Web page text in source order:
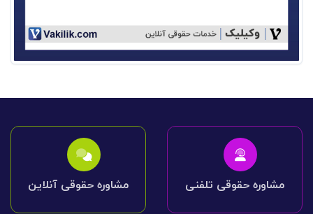
مشاوره حقوقی تلفنی مشاوره حقوقی آنلاین